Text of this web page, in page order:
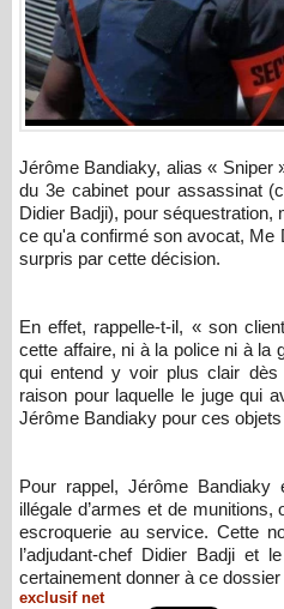
Jérôme Bandiaky, alias « Sniper », a été inculpé hier par le juge
du 3e cabinet pour assassinat
Didier Badji), pour
ce qu'a confirmé son avocat, Me
surpris par cette décision.
​En effet, rappelle-t-il, « son
cette affaire, ni à la police ni à la
qui entend y voir plus clair dès
raison pour laquelle le juge qui
Jérôme Bandiaky pour ces objets
​Pour rappel, Jérôme Bandiaky
illégale d’armes et de munitions,
escroquerie au service. Cette
l’adjudant-chef Didier Badji et
certainement donner à ce
exclusif net